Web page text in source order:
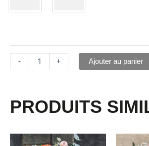
- + Ajouter au panier
PRODUITS
Ce
Ce